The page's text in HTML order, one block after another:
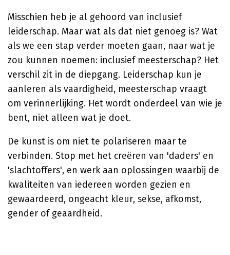
Misschien heb je al gehoord van inclusief
leiderschap. Maar wat als dat niet genoeg is? Wat
als we een stap verder moeten gaan, naar wat je
zou kunnen noemen: inclusief meesterschap? Het
verschil zit in de diepgang. Leiderschap kun je
aanleren als vaardigheid, meesterschap vraagt
om verinnerlijking. Het wordt onderdeel van wie je
bent, niet alleen wat je doet.
De kunst is om niet te polariseren maar te
verbinden. Stop met het creëren van 'daders' en
'slachtoffers', en werk aan oplossingen waarbij de
kwaliteiten van iedereen worden gezien en
gewaardeerd, ongeacht kleur, sekse, afkomst,
gender of geaardheid.